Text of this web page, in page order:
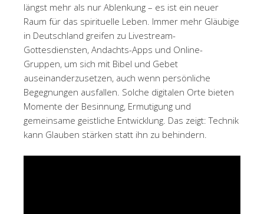
längst mehr als nur Ablenkung – es ist ein neuer
Raum für das spirituelle Leben. Immer mehr Gläubige
in Deutschland greifen zu Livestream-
Gottesdiensten, Andachts-Apps und Online-
Gruppen, um sich mit Bibel und Gebet
auseinanderzusetzen, auch wenn persönliche
Begegnungen ausfallen. Solche digitalen Orte bieten
Momente der Besinnung, Ermutigung und
gemeinsame geistliche Entwicklung. Das zeigt: Technik
kann Glauben stärken statt ihn zu behindern.